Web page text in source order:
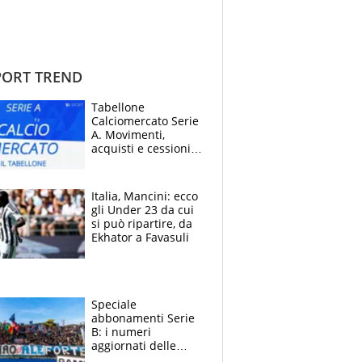
TREND
Tabellone
Calciomercato Serie
A. Movimenti,
acquisti e cessioni:
Italia, Mancini: ecco
gli Under 23 da cui
si può ripartire, da
Ekhator a Favasuli
Speciale
abbonamenti Serie
B: i numeri
aggiornati delle